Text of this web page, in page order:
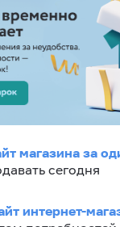
магазина за
сегодня
интернет-